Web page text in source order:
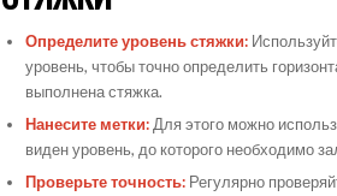
Определите уровень стяжки:
уровень, чтобы точно определить
выполнена стяжка.
Нанесите метки:Для этого можно
виден уровень, до которого необходимо
Проверьте точность: Регулярно